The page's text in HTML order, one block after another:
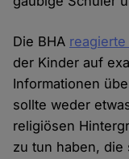
Die BHA
der Kinder auf
Informationen
sollte weder
religiösen
zu tun haben, die